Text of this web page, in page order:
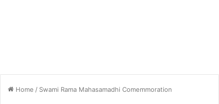
Home / Swami Rama Mahasamadhi Comemmoration